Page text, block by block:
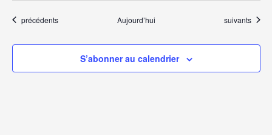
Évènements
précédents Aujourd’hui Évènements
suivants
S’abonner au calendrier